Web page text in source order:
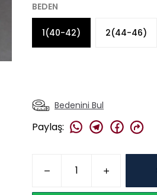
BEDEN
1(40-42) 2(44-46)
Bedenini Bul
Paylaş: